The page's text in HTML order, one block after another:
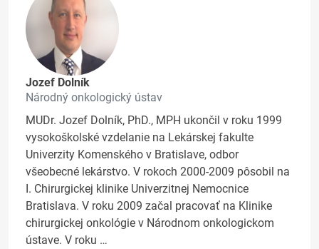
Jozef Dolník
Národný onkologický ústav
MUDr. Jozef Dolník, PhD., MPH ukončil v roku 1999
vysokoškolské vzdelanie na Lekárskej fakulte
Univerzity Komenského v Bratislave, odbor
všeobecné lekárstvo. V rokoch 2000-2009 pôsobil na
I. Chirurgickej klinike Univerzitnej Nemocnice
Bratislava. V roku 2009 začal pracovať na Klinike
chirurgickej onkológie v Národnom onkologickom
ústave. V roku …